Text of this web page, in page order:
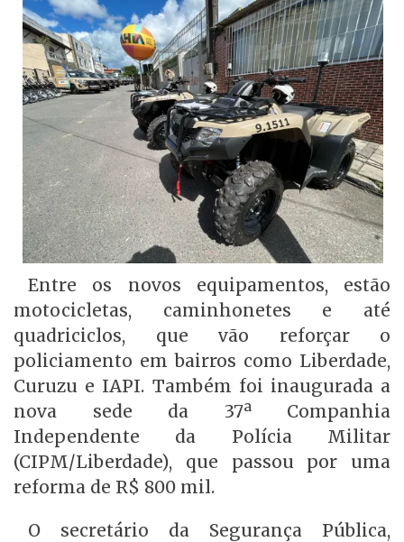
Entre os novos equipamentos, estão
motocicletas, caminhonetes e até
quadriciclos, que vão reforçar o
policiamento em bairros como Liberdade,
Curuzu e IAPI. Também foi inaugurada a
nova sede da 37ª Companhia
Independente da Polícia Militar
(CIPM/Liberdade), que passou por uma
reforma de R$ 800 mil.
O secretário da Segurança Pública,